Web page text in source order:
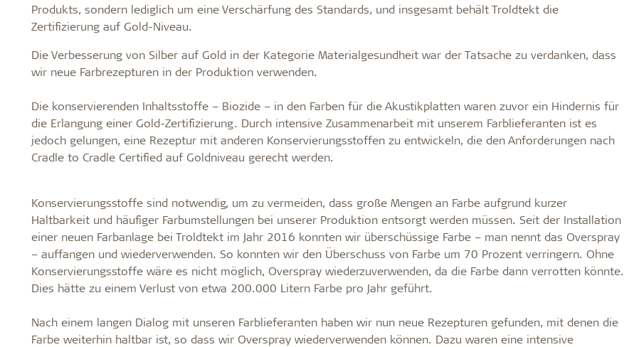
Produkts, sondern lediglich um eine Verschärfung des Standards, und insgesamt behält Troldtekt die
Zertifizierung auf Gold-Niveau.
Die Verbesserung von Silber auf Gold in der Kategorie Materialgesundheit war der Tatsache zu verdanken, dass
wir neue Farbrezepturen in der Produktion verwenden.
Die konservierenden Inhaltsstoffe – Biozide – in den Farben für die Akustikplatten waren zuvor ein Hindernis für
die Erlangung einer Gold-Zertifizierung. Durch intensive Zusammenarbeit mit unserem Farblieferanten ist es
jedoch gelungen, eine Rezeptur mit anderen Konservierungsstoffen zu entwickeln, die den Anforderungen nach
Cradle to Cradle Certified auf Goldniveau gerecht werden.
Konservierungsstoffe sind notwendig, um zu vermeiden, dass große Mengen an Farbe aufgrund kurzer
Haltbarkeit und häufiger Farbumstellungen bei unserer Produktion entsorgt werden müssen. Seit der Installation
einer neuen Farbanlage bei Troldtekt im Jahr 2016 konnten wir überschüssige Farbe – man nennt das Overspray
– auffangen und wiederverwenden. So konnten wir den Überschuss von Farbe um 70 Prozent verringern. Ohne
Konservierungsstoffe wäre es nicht möglich, Overspray wiederzuverwenden, da die Farbe dann verrotten könnte.
Dies hätte zu einem Verlust von etwa 200.000 Litern Farbe pro Jahr geführt.
Nach einem langen Dialog mit unseren Farblieferanten haben wir nun neue Rezepturen gefunden, mit denen die
Farbe weiterhin haltbar ist, so dass wir Overspray wiederverwenden können. Dazu waren eine intensive